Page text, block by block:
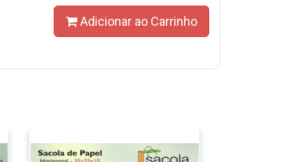
Adicionar ao Carrinho